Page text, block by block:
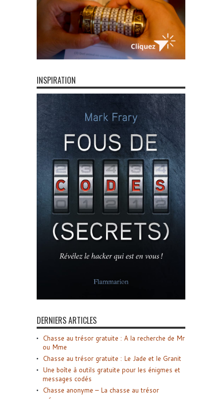
INSPIRATION
DERNIERS ARTICLES
Chasse au trésor gratuite : A la recherche de Mr
ou Mme
Chasse au trésor gratuite : Le Jade et le Granit
Une boîte à outils gratuite pour les énigmes et
messages codés
Chasse anonyme – La chasse au trésor